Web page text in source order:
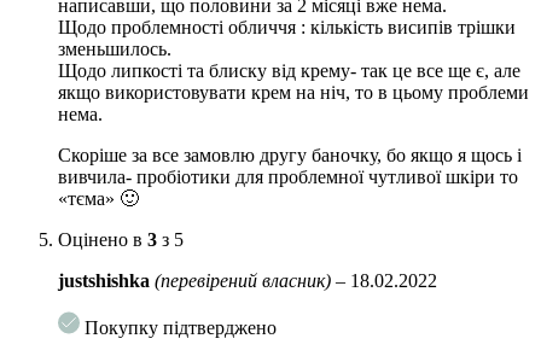
Стабільна форма вітаміну С має протизапальну дію,
нормалізує стан шкіри, стимулює утворення колагену,
освітлює пігментні плями.
Підходить для чутливої ​​шкіри.
Спосіб застосування: нанесіть крем в якості завершального етапу
догляду.
написавши, що половини за 2 місяці вже нема.
Щодо проблемності обличчя : кількість висипів трішки
зменьшилось.
Щодо липкості та блиску від крему- так це все ще є, але
якщо використовувати крем на ніч, то в цьому проблеми
нема.
Скоріше за все замовлю другу баночку, бо якщо я щось і
вивчила- пробіотики для проблемної чутливої шкіри то
«тєма» 🙂
Оцінено в 3 з 5
justshishka (перевірений власник) – 18.02.2022
Покупку підтверджено